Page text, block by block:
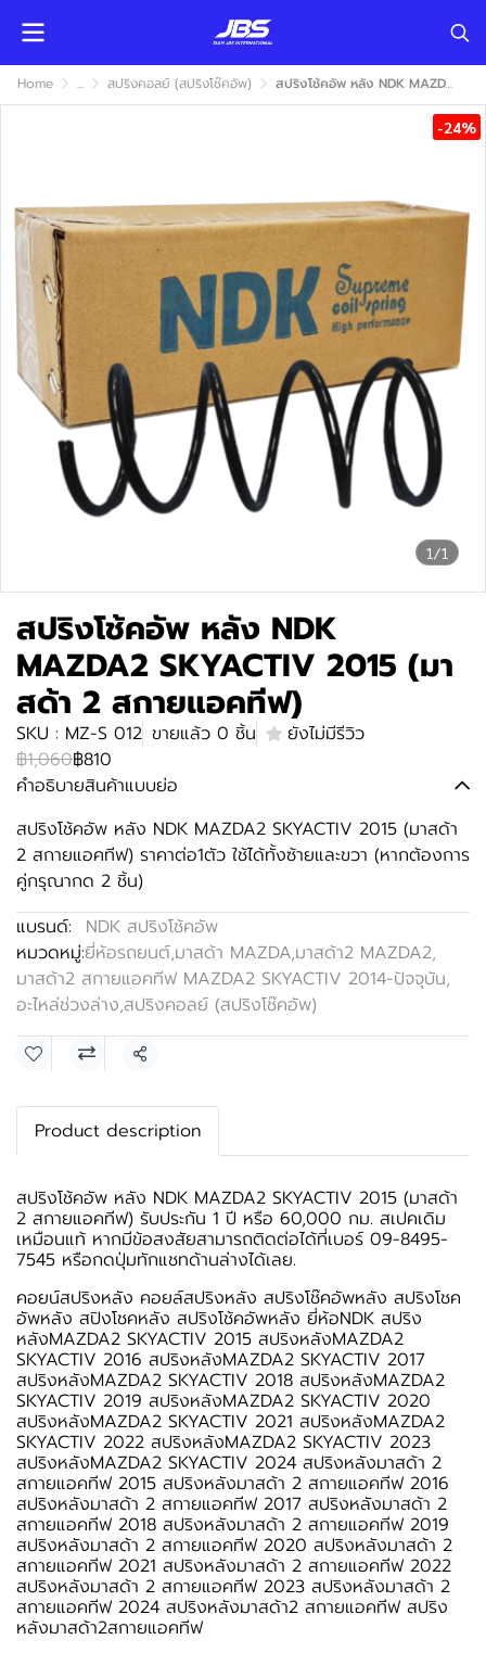
Home ... สปริงคอลย์ (สปริงโช๊คอัพ) สปริงโช้คอัพ หลัง NDK MAZDA2 SKYACTIV 2015 (มาสด้า 2 สกายแอคทีฟ)
1/1
-24%
สปริงโช้คอัพ หลัง NDK
MAZDA2 SKYACTIV 2015 (มา
สด้า 2 สกายแอคทีฟ)
SKU : MZ-S 012 ขายแล้ว 0 ชิ้น
ยังไม่มีรีวิว
฿1,060฿810
คำอธิบายสินค้าแบบย่อ
สปริงโช้คอัพ หลัง NDK MAZDA2 SKYACTIV 2015 (มาสด้า
2 สกายแอคทีฟ) ราคาต่อ1ตัว ใช้ได้ทั้งซ้ายและขวา (หากต้องการ
คู่กรุณากด 2 ชิ้น)
แบรนด์:
NDK สปริงโช้คอัพ
หมวดหมู่:ยี่ห้อรถยนต์,มาสด้า MAZDA,มาสด้า2 MAZDA2,
มาสด้า2 สกายแอคทีฟ MAZDA2 SKYACTIV 2014-ปัจจุบัน,
อะไหล่ช่วงล่าง,สปริงคอลย์ (สปริงโช๊คอัพ)
แชร์
Product description
สปริงโช้คอัพ หลัง NDK MAZDA2 SKYACTIV 2015 (มาสด้า
2 สกายแอคทีฟ) รับประกัน 1 ปี หรือ 60,000 กม. สเปคเดิม
เหมือนแท้ หากมีข้อสงสัยสามารถติดต่อได้ที่เบอร์ 09-8495-
7545 หรือกดปุ่มทักแชทด้านล่างได้เลย.
คอยน์สปริงหลัง คอยล์สปริงหลัง สปริงโช๊คอัพหลัง สปริงโชค
อัพหลัง สปิงโชคหลัง สปริงโช้คอัพหลัง ยี่ห้อNDK สปริง
หลังMAZDA2 SKYACTIV 2015 สปริงหลังMAZDA2
SKYACTIV 2016 สปริงหลังMAZDA2 SKYACTIV 2017
สปริงหลังMAZDA2 SKYACTIV 2018 สปริงหลังMAZDA2
SKYACTIV 2019 สปริงหลังMAZDA2 SKYACTIV 2020
สปริงหลังMAZDA2 SKYACTIV 2021 สปริงหลังMAZDA2
SKYACTIV 2022 สปริงหลังMAZDA2 SKYACTIV 2023
สปริงหลังMAZDA2 SKYACTIV 2024 สปริงหลังมาสด้า 2
สกายแอคทีฟ 2015 สปริงหลังมาสด้า 2 สกายแอคทีฟ 2016
สปริงหลังมาสด้า 2 สกายแอคทีฟ 2017 สปริงหลังมาสด้า 2
สกายแอคทีฟ 2018 สปริงหลังมาสด้า 2 สกายแอคทีฟ 2019
สปริงหลังมาสด้า 2 สกายแอคทีฟ 2020 สปริงหลังมาสด้า 2
สกายแอคทีฟ 2021 สปริงหลังมาสด้า 2 สกายแอคทีฟ 2022
สปริงหลังมาสด้า 2 สกายแอคทีฟ 2023 สปริงหลังมาสด้า 2
สกายแอคทีฟ 2024 สปริงหลังมาสด้า2 สกายแอคทีฟ สปริง
หลังมาสด้า2สกายแอคทีฟ